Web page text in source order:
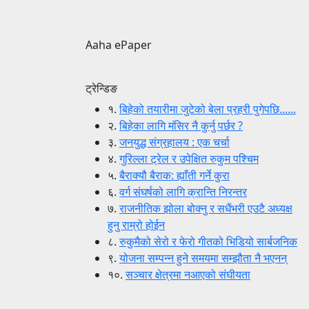
Aaha ePaper
ट्रेन्डिङ
१.बिहेको तयारीमा जुटेको बेला प्रहरी पुगेपछि......
२.बिहेका लागि मंसिर नै कुर्नु पर्छर ?
३.जनयुद्ध संग्रहालय : एक चर्चा
४.गुरिल्ला ट्रेल र उपेक्षित रुकुम पश्चिम
५.बैराक्यौ बैराक: ह्याँती गर्ने कुरा
६.वर्ग संघर्षको लागि क्रान्ति निरन्तर
७.राजनीतिक झोला बोक्नु र सधैंभरी एउटै अध्यक्ष
हुनु राम्रो होईन
८.रुकुमैको सेरो र फेरो गीतको भिडियो सार्बजनिक
९.योजना सम्पन्न हुने समयमा सम्झौता नै भएनन्
१०.सञ्चार क्षेत्रमा नआएको संघीयता